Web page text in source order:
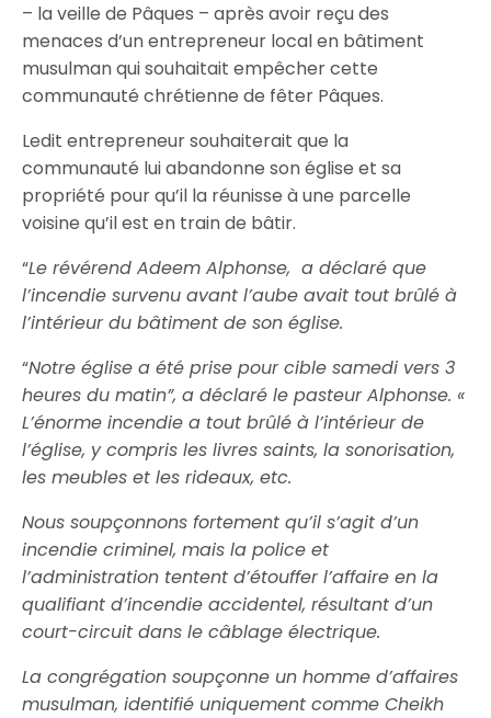
– la veille de Pâques – après avoir reçu des
menaces d’un entrepreneur local en bâtiment
musulman qui souhaitait empêcher cette
communauté chrétienne de fêter Pâques.
Ledit entrepreneur souhaiterait que la
communauté lui abandonne son église et sa
propriété pour qu’il la réunisse à une parcelle
voisine qu’il est en train de bâtir.
“Le révérend Adeem Alphonse, a déclaré que
l’incendie survenu avant l’aube avait tout brûlé à
l’intérieur du bâtiment de son église.
“Notre église a été prise pour cible samedi vers 3
heures du matin”, a déclaré le pasteur Alphonse. «
L’énorme incendie a tout brûlé à l’intérieur de
l’église, y compris les livres saints, la sonorisation,
les meubles et les rideaux, etc.
Nous soupçonnons fortement qu’il s’agit d’un
incendie criminel, mais la police et
l’administration tentent d’étouffer l’affaire en la
qualifiant d’incendie accidentel, résultant d’un
court-circuit dans le câblage électrique.
La congrégation soupçonne un homme d’affaires
musulman, identifié uniquement comme Cheikh